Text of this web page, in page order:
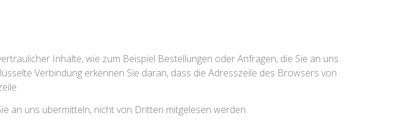
Inhalte, wie zum Beispiel Bestellungen oder Anfragen, die Sie an uns
Verbindung erkennen Sie daran, dass die Adresszeile des Browsers von
an uns übermitteln, nicht von Dritten mitgelesen werden.